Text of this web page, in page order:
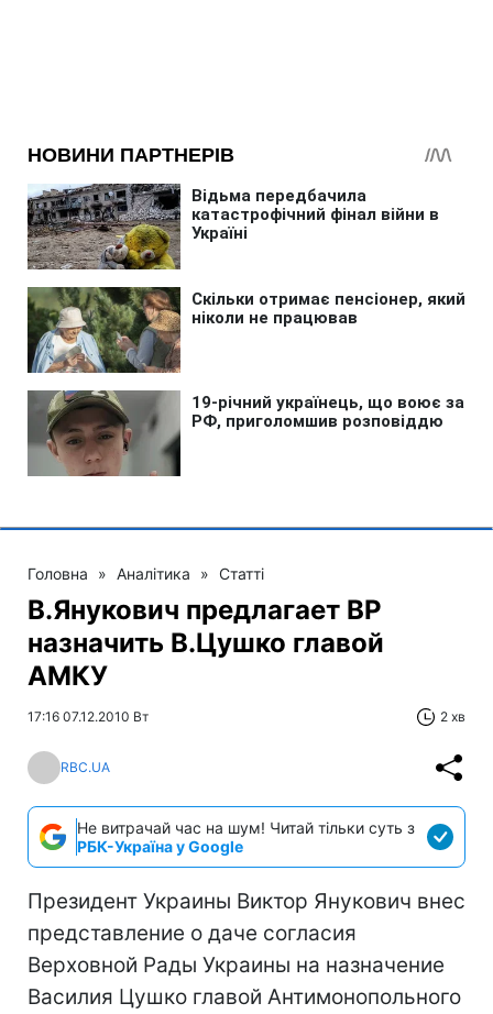
Головна » Аналітика » Статті
В.Янукович предлагает ВР
назначить В.Цушко главой
АМКУ
17:16 07.12.2010 Вт 2 хв
RBC.UA
Не витрачай час на шум! Читай тільки суть з
РБК-Україна у Google
Президент Украины Виктор Янукович внес
представление о даче согласия
Верховной Рады Украины на назначение
Василия Цушко главой Антимонопольного